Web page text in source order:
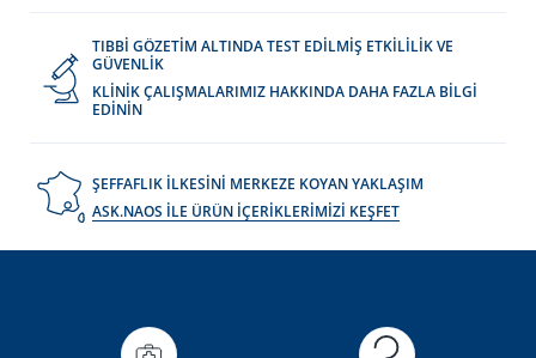
TIBBİ GÖZETİM ALTINDA TEST EDİLMİŞ ETKİLİLİK VE
GÜVENLİK
KLİNİK ÇALIŞMALARIMIZ HAKKINDA DAHA FAZLA BİLGİ
EDİNİN
ŞEFFAFLIK İLKESİNİ MERKEZE KOYAN YAKLAŞIM
ASK.NAOS İLE ÜRÜN İÇERİKLERİMİZİ KEŞFET